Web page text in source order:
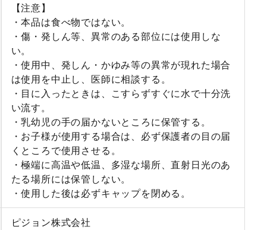
【注意】
・本品は食べ物ではない。
・傷・発しん等、異常のある部位には使用しな
い。
・使用中、発しん・かゆみ等の異常が現れた場合
は使用を中止し、医師に相談する。
・目に入ったときは、こすらずすぐに水で十分洗
い流す。
・乳幼児の手の届かないところに保管する。
・お子様が使用する場合は、必ず保護者の目の届
くところで使用させる。
・極端に高温や低温、多湿な場所、直射日光のあ
たる場所には保管しない。
・使用した後は必ずキャップを閉める。
ピジョン株式会社